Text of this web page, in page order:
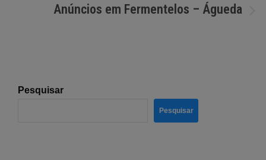
Anúncios em Fermentelos – Águeda
Pesquisar
Pesquisar